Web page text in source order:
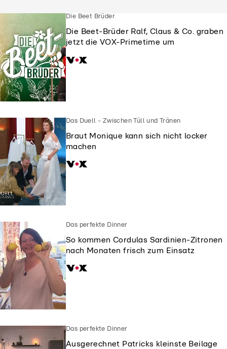
Die Beet Brüder
Die Beet-Brüder Ralf, Claus & Co. graben
jetzt die VOX-Primetime um
Das Duell - Zwischen Tüll und Tränen
Braut Monique kann sich nicht locker
machen
Das perfekte Dinner
So kommen Cordulas Sardinien-Zitronen
nach Monaten frisch zum Einsatz
Das perfekte Dinner
Ausgerechnet Patricks kleinste Beilage